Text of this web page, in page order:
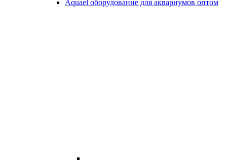
Aquael оборудование для аквариумов оптом